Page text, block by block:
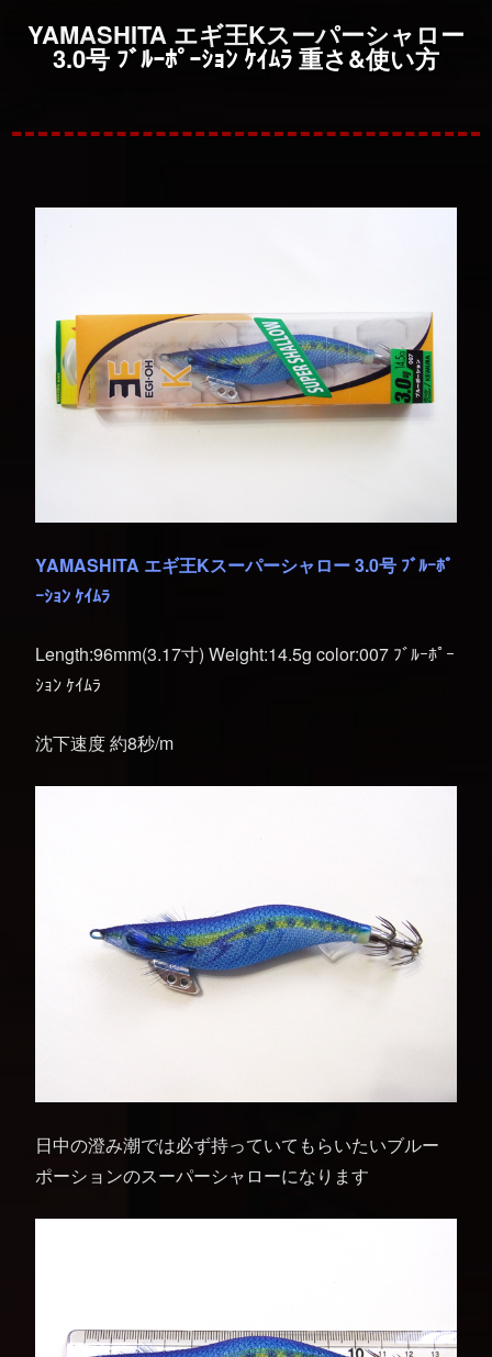
YAMASHITA エギ王Kスーパーシャロー
3.0号 ﾌﾞﾙｰﾎﾟｰｼｮﾝ ｹｲﾑﾗ 重さ&使い方
YAMASHITA エギ王Kスーパーシャロー 3.0号 ﾌﾞﾙｰﾎﾟ
ｰｼｮﾝ ｹｲﾑﾗ
Length:96mm(3.17寸) Weight:14.5g color:007 ﾌﾞﾙｰﾎﾟｰ
ｼｮﾝ ｹｲﾑﾗ
沈下速度 約8秒/m
日中の澄み潮では必ず持っていてもらいたいブルー
ポーションのスーパーシャローになります